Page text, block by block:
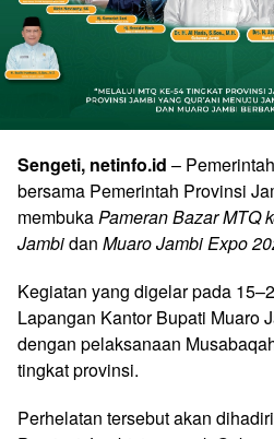
Sengeti, netinfo.id –
bersama Pemerintah Provinsi
membukaPameran Bazar MTQ
Jambidan Muaro Jambi Expo
Kegiatan yang digelar pada
Lapangan Kantor Bupati Muaro
dengan pelaksanaan
tingkat provinsi.
Perhelatan tersebut akan